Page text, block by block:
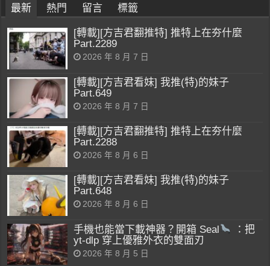
最新 熱門 留言 標籤
[轉載][方吉君翻推特] 推特上在夯什麼
Part.2289
2026 年 8 月 7 日
[轉載][方吉君看妹] 我推(特)的妹子
Part.649
2026 年 8 月 7 日
[轉載][方吉君翻推特] 推特上在夯什麼
Part.2288
2026 年 8 月 6 日
[轉載][方吉君看妹] 我推(特)的妹子
Part.648
2026 年 8 月 6 日
手機也能當下載神器？開箱 Seal
：把
yt-dlp 穿上優雅外衣的雙面刃
2026 年 8 月 5 日